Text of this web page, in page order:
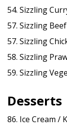
54. Sizzling
57. Sizzling
57. Sizzling
58. Sizzling
59. Sizzling
Desserts
86. Ice Cream /